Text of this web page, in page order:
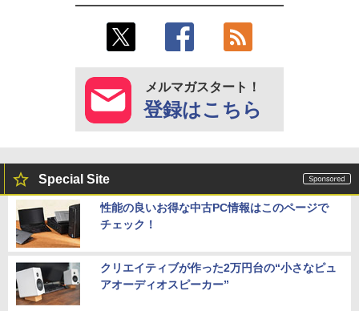
メルマガスタート！
登録はこちら
Special Site
性能の良いお得な中古PC情報はこのページで
チェック！
クリエイティブが作った2万円台の“小さなピュ
アオーディオスピーカー”